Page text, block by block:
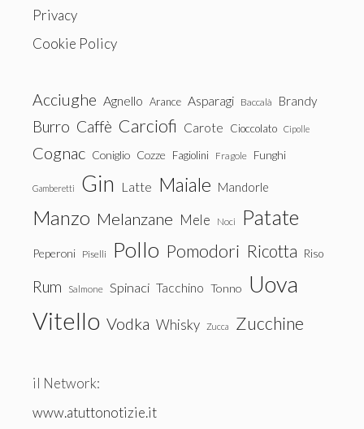
Privacy
Cookie Policy
Acciughe Agnello Arance Asparagi Baccalà Brandy
Burro Caffè Carciofi Carote Cioccolato Cipolle
Cognac Coniglio Cozze Fagiolini Fragole Funghi
Gamberetti Gin Latte Maiale Mandorle
Manzo Melanzane Mele Noci Patate
Peperoni Piselli Pollo Pomodori Ricotta Riso
Rum Salmone Spinaci Tacchino Tonno Uova
Vitello Vodka Whisky Zucca Zucchine
il Network:
www.atuttonotizie.it